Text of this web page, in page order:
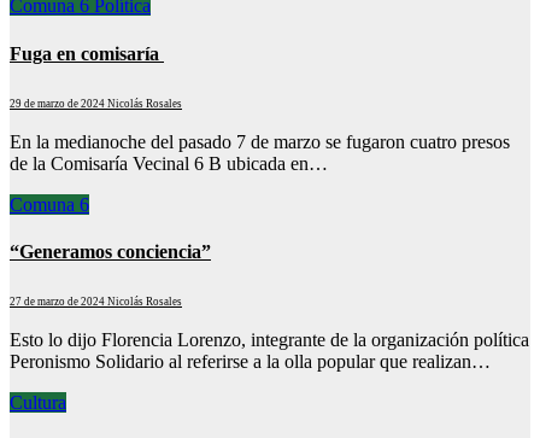
Comuna 6 Política
Fuga en comisaría
29 de marzo de 2024 Nicolás Rosales
En la medianoche del pasado 7 de marzo se fugaron cuatro presos
de la Comisaría Vecinal 6 B ubicada en…
Comuna 6
“Generamos conciencia”
27 de marzo de 2024 Nicolás Rosales
Esto lo dijo Florencia Lorenzo, integrante de la organización política
Peronismo Solidario al referirse a la olla popular que realizan…
Cultura